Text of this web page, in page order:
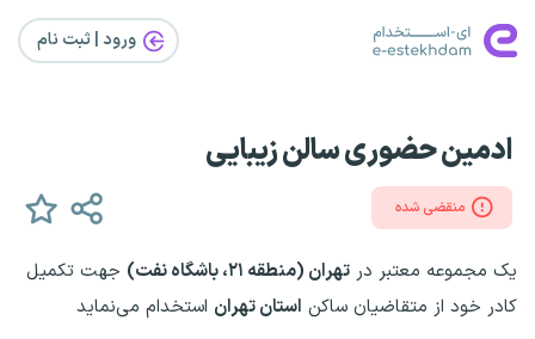
ورود | ثبت‌ نام
ادمین حضوری سالن زیبایی
منقضی شده
یک مجموعه معتبر در تهران (منطقه ۲۱، باشگاه نفت)
جهت تکمیل
کادر خود از متقاضیان ساکن استان تهران استخدام می‌نماید